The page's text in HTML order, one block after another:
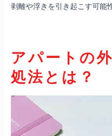
剥離や浮きを引き起こす可能
アパートの
処法とは？